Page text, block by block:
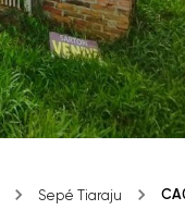
Sepé Tiaraju